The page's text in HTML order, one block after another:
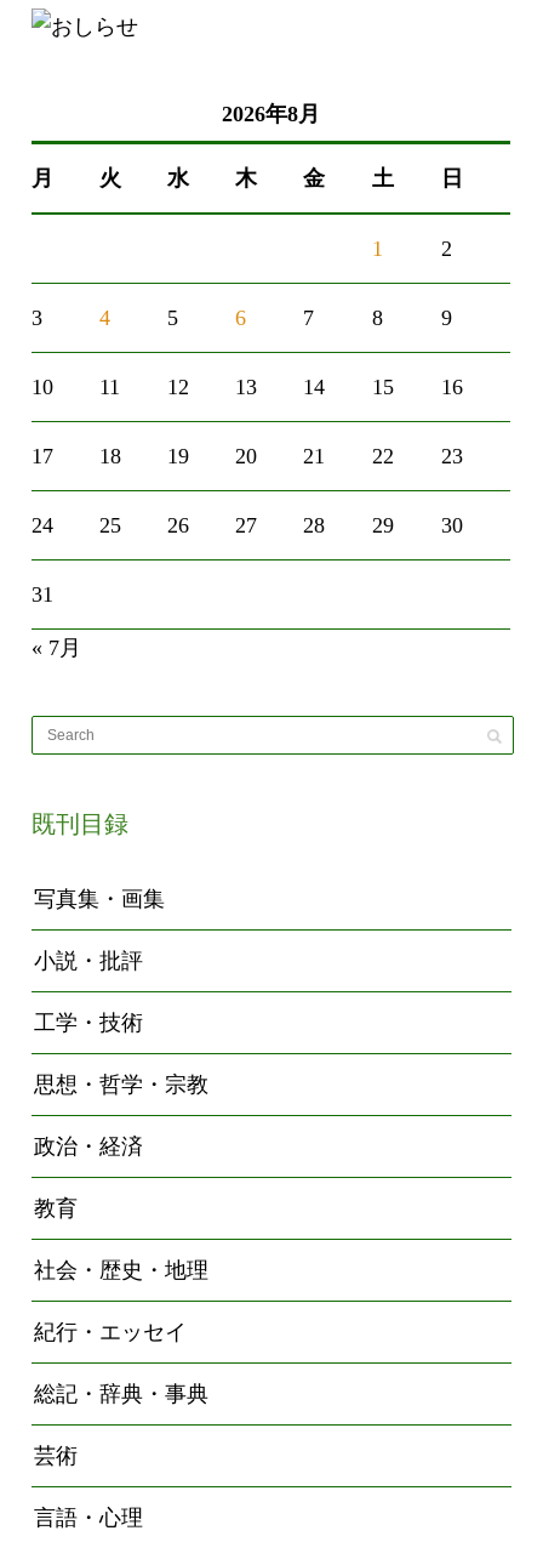
2026年8月
月 火 水 木 金 土 日
1 2
3 4 5 6 7 8 9
10 11 12 13 14 15 16
17 18 19 20 21 22 23
24 25 26 27 28 29 30
31
« 7月
既刊目録
写真集・画集
小説・批評
工学・技術
思想・哲学・宗教
政治・経済
教育
社会・歴史・地理
紀行・エッセイ
総記・辞典・事典
芸術
言語・心理